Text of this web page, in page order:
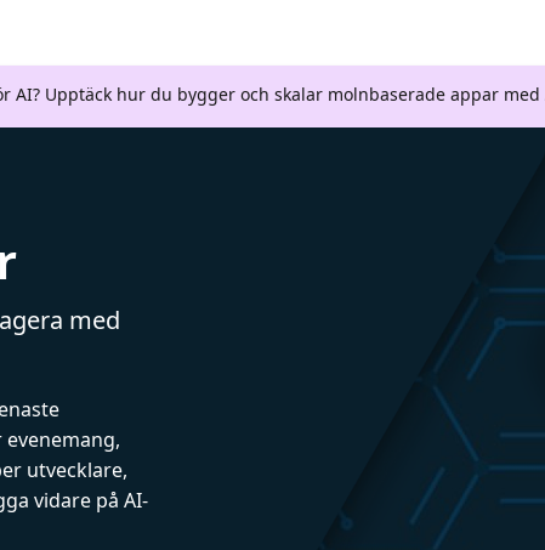
AI? Upptäck hur du bygger och skalar molnbaserade appar med
med
utvecklare,
vidare på AI-